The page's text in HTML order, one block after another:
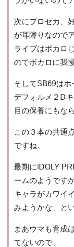
次にプロセカ、
が耳障りなので
ライブはボカロ
のでボカロに我
そしてSB69は
デフォルメ２Dキ
目の保養にもな
この３本の共通
ですね。
最期にIDOLY
ームのようですが
キャラがカワイ
みようかな、と
まあウマも育成
てないので、